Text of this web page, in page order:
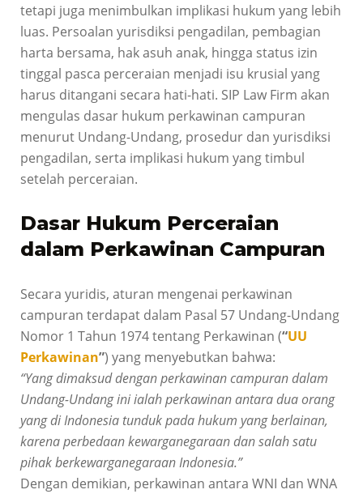
tetapi juga menimbulkan implikasi hukum yang lebih
luas. Persoalan yurisdiksi pengadilan, pembagian
harta bersama, hak asuh anak, hingga status izin
tinggal pasca perceraian menjadi isu krusial yang
harus ditangani secara hati-hati. SIP Law Firm akan
mengulas dasar hukum perkawinan campuran
menurut Undang-Undang, prosedur dan yurisdiksi
pengadilan, serta implikasi hukum yang timbul
setelah perceraian.
Dasar Hukum Perceraian
dalam Perkawinan Campuran
Secara yuridis, aturan mengenai perkawinan
campuran terdapat dalam Pasal 57 Undang-Undang
Nomor 1 Tahun 1974 tentang Perkawinan (“UU
Perkawinan”) yang menyebutkan bahwa:
“Yang dimaksud dengan perkawinan campuran dalam
Undang-Undang ini ialah perkawinan antara dua orang
yang di Indonesia tunduk pada hukum yang berlainan,
karena perbedaan kewarganegaraan dan salah satu
pihak berkewarganegaraan Indonesia.”
Dengan demikian, perkawinan antara WNI dan WNA